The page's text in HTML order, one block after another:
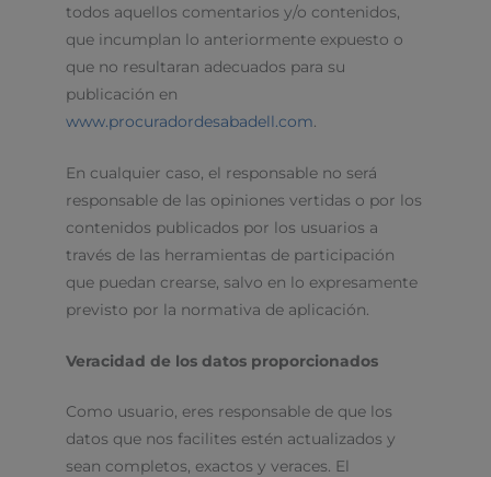
todos aquellos comentarios y/o contenidos,
que incumplan lo anteriormente expuesto o
que no resultaran adecuados para su
publicación en
www.procuradordesabadell.com
En cualquier caso, el responsable no será
responsable de las opiniones vertidas o por los
contenidos publicados por los usuarios a
través de las herramientas de participación
que puedan crearse, salvo en lo expresamente
previsto por la normativa de aplicación.
Veracidad de los datos proporcionados
Como usuario, eres responsable de que los
datos que nos facilites estén actualizados y
sean completos, exactos y veraces. El